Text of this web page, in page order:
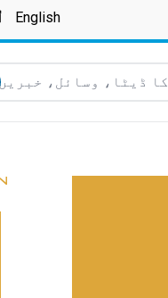
English
ڈیٹا، وسائل، خبریں